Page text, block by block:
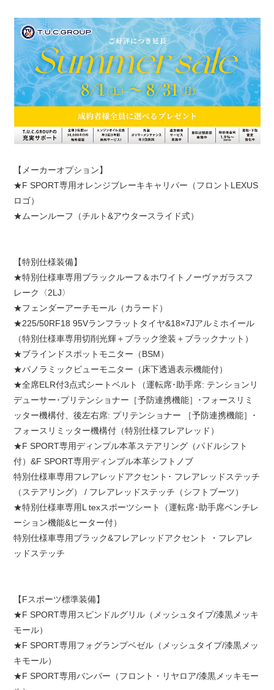
【メーカーオプション】
★F SPORT専用オレンジブレーキキャリパー（フロントLEXUS
ロゴ）
★ムーンルーフ（チルト&アウタースライド式）
【特別仕様装備】
★特別仕様車専用ブラックルーフ＆ホワイトノーヴァガラスフ
レーク〈2LJ〉
★フェンダーアーチモール（カラード）
★225/50RF18 95Vランフラットタイヤ&18×7Jアルミホイール
（特別仕様車専用切削光輝＋ブラック塗装＋ブラックナット）
★ブラインドスポットモニター（BSM）
★パノラミックビューモニター（床下透過表示機能付）
★全席ELR付3点式シートベルト（運転席･助手席: テンションリ
デューサー･プリテンショナー［予防連携機能］･フォースリミ
ッター機構付、後左右席: プリテンショナー ［予防連携機能］･
フォースリミッター機構付（特別仕様フレアレッド）
★F SPORT専用ディンプル本革ステアリング（パドルシフト
付）&F SPORT専用ディンプル本革シフトノブ
特別仕様車専用フレアレッドアクセント･ フレアレッドステッチ
（ステアリング） / フレアレッドステッチ（シフトブーツ）
★特別仕様車専用L texスポーツシート（運転席･助手席ベンチレ
ーション機能&ヒーター付）
特別仕様車専用ブラック&フレアレッドアクセント ・フレアレ
ッドステッチ
【Fスポーツ標準装備】
★F SPORT専用スピンドルグリル（メッシュタイプ/漆黒メッキ
モール）
★F SPORT専用フォグランプベゼル（メッシュタイプ/漆黒メッ
キモール）
★F SPORT専用バンパー（フロント・リヤロア/漆黒メッキモー